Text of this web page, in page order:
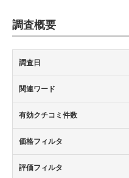
調査概要
調査日
関連ワード
有効クチコミ件数
価格フィルタ
評価フィルタ